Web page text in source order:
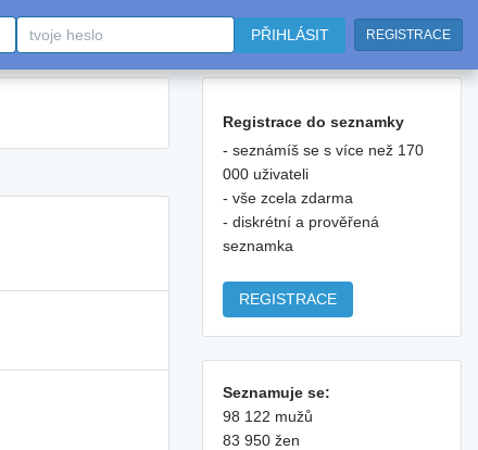
PŘIHLÁSIT REGISTRACE
Registrace do seznamky
- seznámíš se s více než 170
000 uživateli
- vše zcela zdarma
- diskrétní a prověřená
seznamka
REGISTRACE
Seznamuje se:
98 122 mužů
83 950 žen